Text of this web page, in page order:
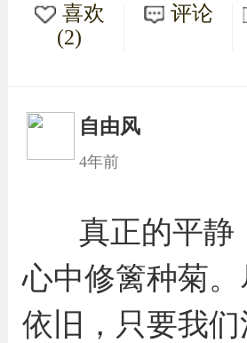
喜欢
(2)
评论
自由风
4年前
真正的平静
心中修篱种菊
依旧，只要我